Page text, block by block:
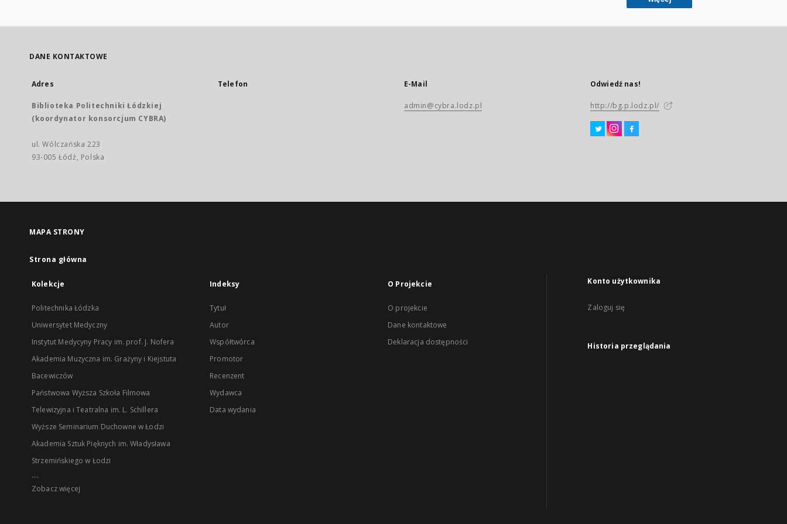
DANE KONTAKTOWE
Adres
Biblioteka Politechniki Łódzkiej
(koordynator konsorcjum CYBRA)
ul. Wólczańska 223
93-005 Łódź, Polska
Telefon E-Mail
admin@cybra.lodz.pl
Odwiedź nas!
http://bg.p.lodz.pl/
MAPA STRONY
Strona główna
Kolekcje
Politechnika Łódzka
Uniwersytet Medyczny
Instytut Medycyny Pracy im. prof. J. Nofera
Akademia Muzyczna im. Grażyny i Kiejstuta
Bacewiczów
Państwowa Wyższa Szkoła Filmowa
Telewizyjna i Teatralna im. L. Schillera
Wyższe Seminarium Duchowne w Łodzi
Akademia Sztuk Pięknych im. Władysława
Strzemińskiego w Łodzi
...
Zobacz więcej
Indeksy
Tytuł
Autor
Współtwórca
Promotor
Recenzent
Wydawca
Data wydania
O Projekcie
O projekcie
Dane kontaktowe
Deklaracja dostępności
Konto użytkownika
Zaloguj się
Historia przeglądania